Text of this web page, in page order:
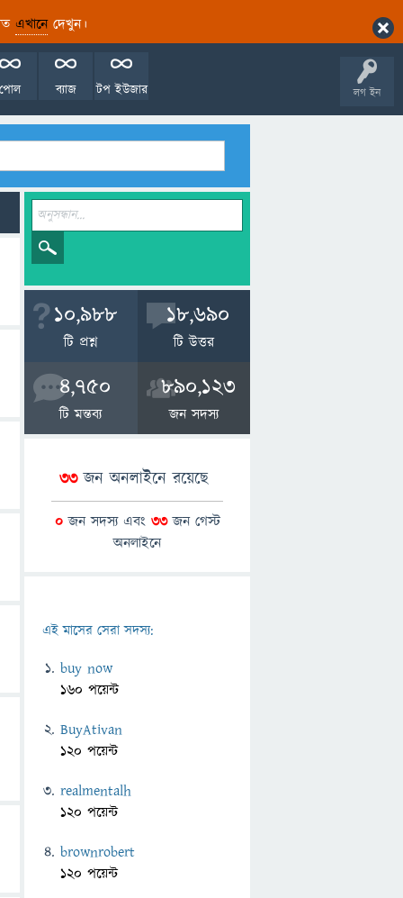
এখানেদেখুন।
লগ ইন
টপ ইউজার
ব্যাজ
পোল
10,988
টি প্রশ্ন
18,690
টি উত্তর
4,750
টি মন্তব্য
890,123
জন সদস্য
33জন অনলাইনে রয়েছে
0জন সদস্য এবং 33জন গেস্ট
অনলাইনে
এই মাসের সেরা সদস্য:
buy now
160 পয়েন্ট
BuyAtivan
120 পয়েন্ট
realmentalh
120 পয়েন্ট
brownrobert
120 পয়েন্ট